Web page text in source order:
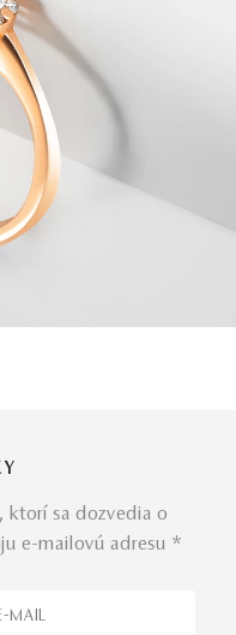
ktorí sa dozvedia o
e-mailovú adresu *